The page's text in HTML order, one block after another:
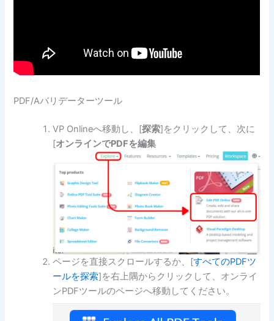
PDF/Aバリデーターツール
VP Onlineへ移動し、[探索]をクリックして、次に
[オンラインでPDFを編集
ページを直接スクロールするか、[すべてのPDFツ
ールを探索]を右上隅からクリックして、オンライ
ンPDFツールのページへ移動してください。